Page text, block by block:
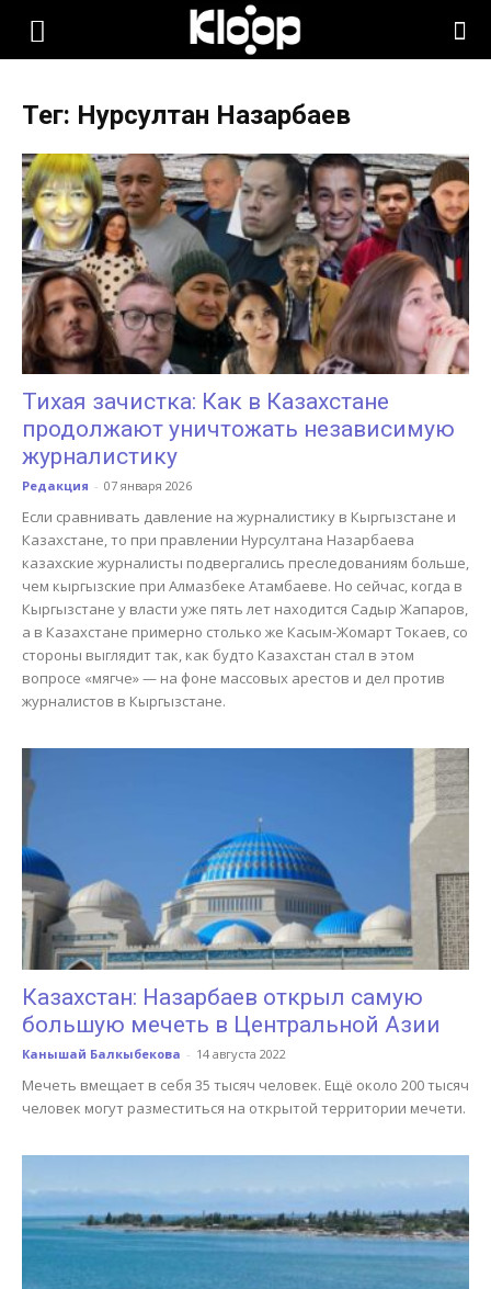
KLOOP.KG
Новости
Кыргызстана
Тег: Нурсултан Назарбаев
Тихая зачистка: Как в Казахстане
продолжают уничтожать независимую
журналистику
Редакция - 07 января 2026
Если сравнивать давление на журналистику в Кыргызстане и
Казахстане, то при правлении Нурсултана Назарбаева
казахские журналисты подвергались преследованиям больше,
чем кыргызские при Алмазбеке Атамбаеве. Но сейчас, когда в
Кыргызстане у власти уже пять лет находится Садыр Жапаров,
а в Казахстане примерно столько же Касым-Жомарт Токаев, со
стороны выглядит так, как будто Казахстан стал в этом
вопросе «мягче» — на фоне массовых арестов и дел против
журналистов в Кыргызстане.
Казахстан: Назарбаев открыл самую
большую мечеть в Центральной Азии
Канышай Балкыбекова - 14 августа 2022
Мечеть вмещает в себя 35 тысяч человек. Ещё около 200 тысяч
человек могут разместиться на открытой территории мечети.